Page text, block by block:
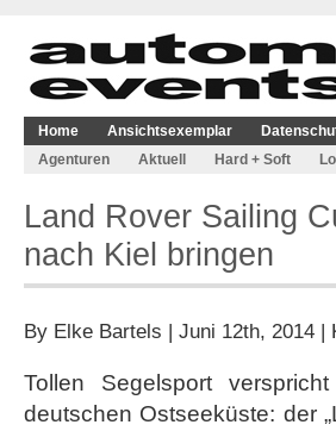
Home Ansichtsexemplar
Agenturen
Aktuell Hard + Soft
Land Rover Sailing
nach Kiel bringen
By Elke Bartels | Juni 12th, 2014 |
Tollen Segelsport
deutschen Ostseeküste: der